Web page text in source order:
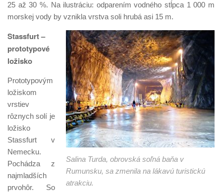
25 až 30 %. Na ilustráciu: odparením vodného stĺpca 1 000 m
morskej vody by vznikla vrstva soli hrubá asi 15 m.
Salina Turda, obrovská soľná baňa v
Rumunsku, sa zmenila na lákavú turistickú
atrakciu.
Stassfurt –
prototypové
ložisko
Prototypovým
ložiskom
vrstiev
rôznych solí je
ložisko
Stassfurt v
Nemecku.
Pochádza z
najmladších
prvohôr. So